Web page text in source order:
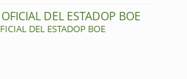
DEL ESTADOP BOE
DEL ESTADOP BOE